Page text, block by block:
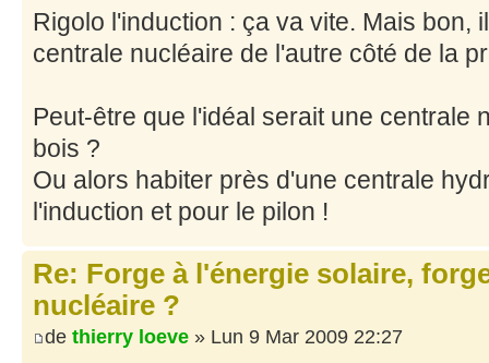
Rigolo l'induction : ça va vite. Mais bon,
centrale nucléaire de l'autre côté de la
Peut-être que l'idéal serait une centrale
bois ?
Ou alors habiter près d'une centrale
l'induction et pour le pilon !
Re: Forge à l'énergie solaire,
nucléaire ?
de thierry loeve » Lun 9 Mar 2009 22:27